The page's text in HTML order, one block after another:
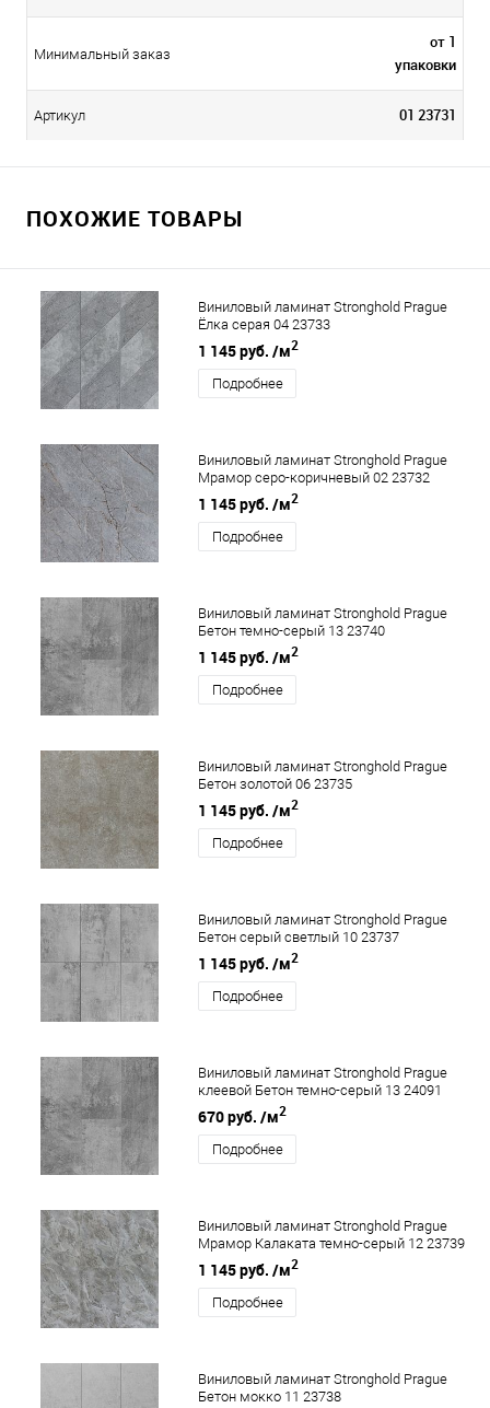
Минимальный заказ
от 1
упаковки
Артикул 01 23731
ПОХОЖИЕ ТОВАРЫ
Виниловый ламинат Stronghold Prague
Ёлка серая 04 23733
1 145 руб. /м2
Подробнее
Виниловый ламинат Stronghold Prague
Мрамор серо-коричневый 02 23732
1 145 руб. /м2
Подробнее
Виниловый ламинат Stronghold Prague
Бетон темно-серый 13 23740
1 145 руб. /м2
Подробнее
Виниловый ламинат Stronghold Prague
Бетон золотой 06 23735
1 145 руб. /м2
Подробнее
Виниловый ламинат Stronghold Prague
Бетон серый светлый 10 23737
1 145 руб. /м2
Подробнее
Виниловый ламинат Stronghold Prague
клеевой Бетон темно-серый 13 24091
670 руб. /м2
Подробнее
Виниловый ламинат Stronghold Prague
Мрамор Калаката темно-серый 12 23739
1 145 руб. /м2
Подробнее
Виниловый ламинат Stronghold Prague
Бетон мокко 11 23738